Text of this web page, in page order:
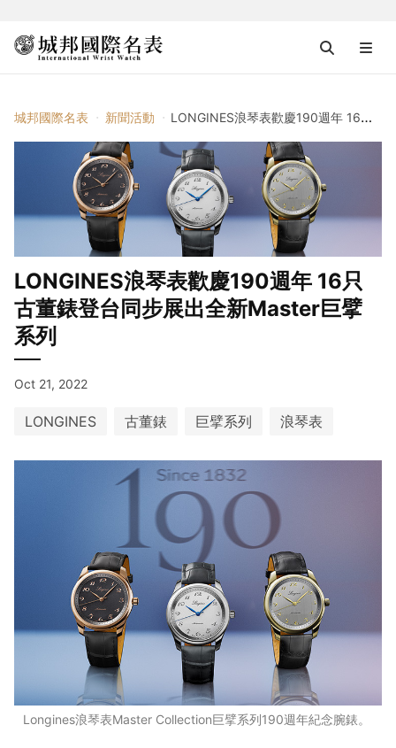
城邦國際名表 新聞活動 LONGINES浪琴表歡慶190週年 16只古董錶登台同步展出全新Master巨擘系列
LONGINES浪琴表歡慶190週年 16只
古董錶登台同步展出全新Master巨擘
系列
Oct 21, 2022
LONGINES 古董錶 巨擘系列 浪琴表
Longines浪琴表Master Collection巨擘系列190週年紀念腕錶。